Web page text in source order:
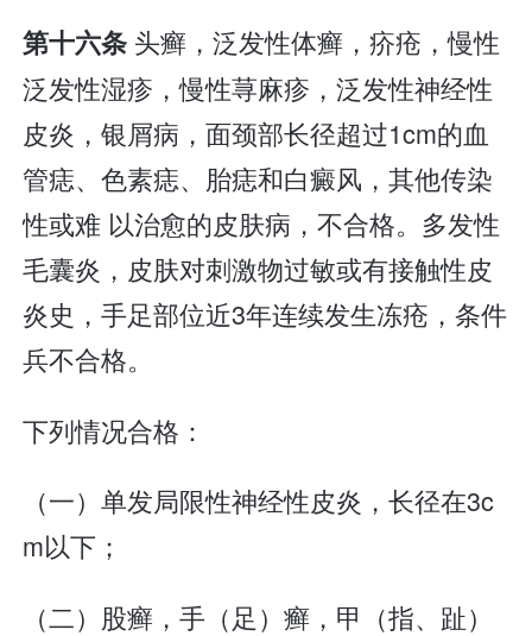
第十六条 头癣，泛发性体癣，疥疮，慢性
泛发性湿疹，慢性荨麻疹，泛发性神经性
皮炎，银屑病，面颈部长径超过1cm的血
管痣、色素痣、胎痣和白癜风，其他传染
性或难 以治愈的皮肤病，不合格。多发性
毛囊炎，皮肤对刺激物过敏或有接触性皮
炎史，手足部位近3年连续发生冻疮，条件
兵不合格。
下列情况合格：
（一）单发局限性神经性皮炎，长径在3c
m以下；
（二）股癣，手（足）癣，甲（指、趾）